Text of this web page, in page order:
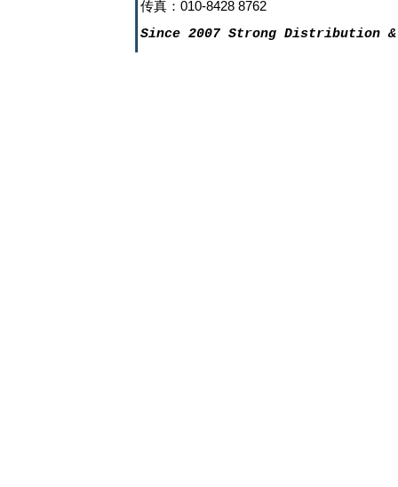
传真：010-8428 8762
Since 2007 Strong Distribution